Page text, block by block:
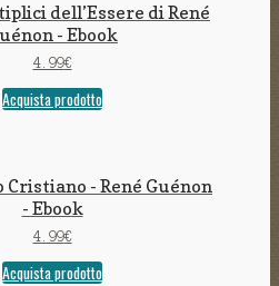
dell’Essere di René
- Ebook
4.99€
Acquista prodotto
Cristiano - René Guénon
- Ebook
4.99€
Acquista prodotto